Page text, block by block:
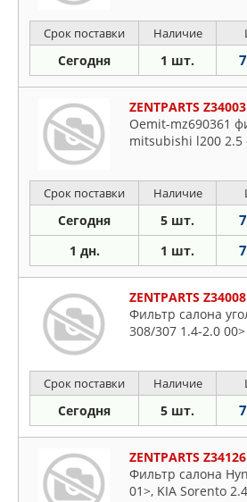
Срок поставки Наличие
Сегодня 1 шт.
ZENTPARTS Z34003
Oemit-mz690361
mitsubishi l200 2.5
Срок поставки Наличие
Сегодня 5 шт.
1 дн. 1 шт.
ZENTPARTS Z34008
Фильтр салона
308/307 1.4-2.0 00>
Срок поставки Наличие
Сегодня 5 шт.
ZENTPARTS Z34126
Фильтр салона
01>, KIA Sorento